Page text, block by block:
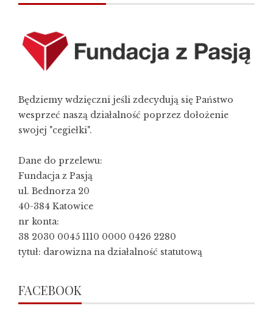
Będziemy wdzięczni jeśli zdecydują się Państwo
wesprzeć naszą działalność poprzez dołożenie
swojej "cegiełki".
Dane do przelewu:
Fundacja z Pasją
ul. Bednorza 20
40-384 Katowice
nr konta:
38 2030 0045 1110 0000 0426 2280
tytuł: darowizna na działalność statutową
FACEBOOK